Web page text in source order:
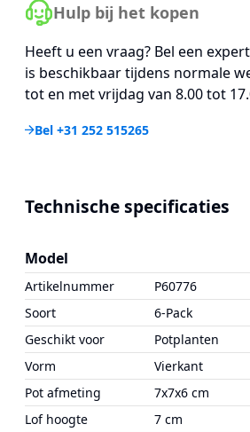
Hulp bij het kopen
Heeft u een vraag? Bel een
is beschikbaar tijdens normale
tot en met vrijdag van 8.00 tot
Bel +31 252 515265
Technische specificaties
Model
Artikelnummer
P60776
Soort
6-Pack
Geschikt voor
Potplanten
Vorm
Vierkant
Pot afmeting
7x7x6 cm
Lof hoogte
7 cm